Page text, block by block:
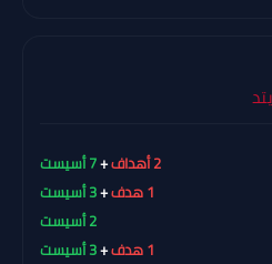
+7 أسيست
+3 أسيست
+3 أسيست